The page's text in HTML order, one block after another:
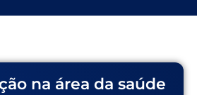
na área da saúde